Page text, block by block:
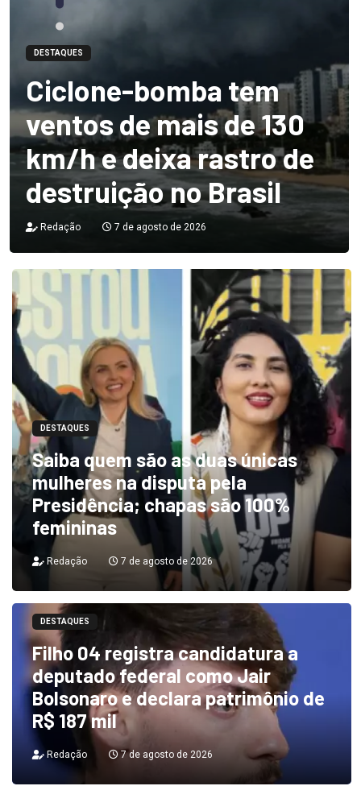
DESTAQUES
Ciclone-bomba tem
ventos de mais de 130
km/h e deixa rastro de
destruição no Brasil
Redação 7 de agosto de 2026
DESTAQUES
Saiba quem são as duas únicas
mulheres na disputa pela
Presidência; chapas são 100%
femininas
Redação 7 de agosto de 2026
DESTAQUES
Filho 04 registra candidatura a
deputado federal como Jair
Bolsonaro e declara patrimônio de
R$ 187 mil
Redação 7 de agosto de 2026